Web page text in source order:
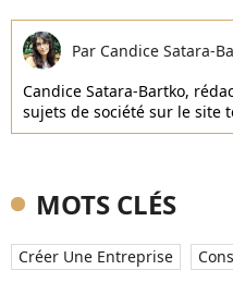
Par Candice Satara-
Candice Satara-Bartko,
sujets de société sur le site
MOTS CLÉS
Créer Une Entreprise